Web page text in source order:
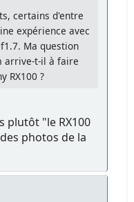
certains d'entre
expérience avec
Ma question
arrive-t-il à faire
RX100 ?
plutôt "le RX100
photos de la